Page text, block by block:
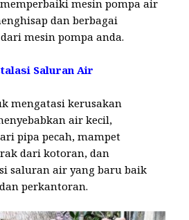
mesin pompa air
dan berbagai
mesin pompa anda.
Saluran Air
mengatasi kerusakan
air kecil,
pipa pecah, mampet
dari kotoran, dan
saluran air yang baru baik
perkantoran.